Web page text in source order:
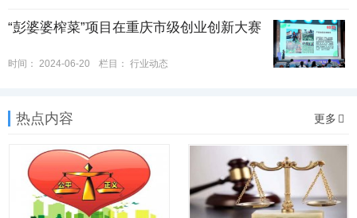
“彭婆婆榨菜”项目在重庆市级创业创新大赛
时间： 2024-06-20 栏目： 行业动态
热点内容 更多